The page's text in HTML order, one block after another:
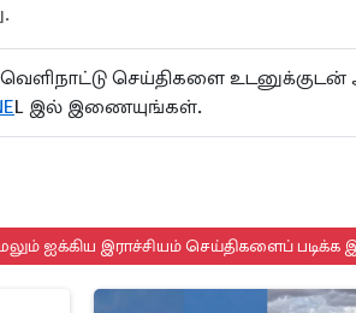
வெளிநாட்டு செய்திகளை
L இல் இணையுங்கள்.
ஐக்கிய இராச்சியம் செய்திகளைப் படிக்க